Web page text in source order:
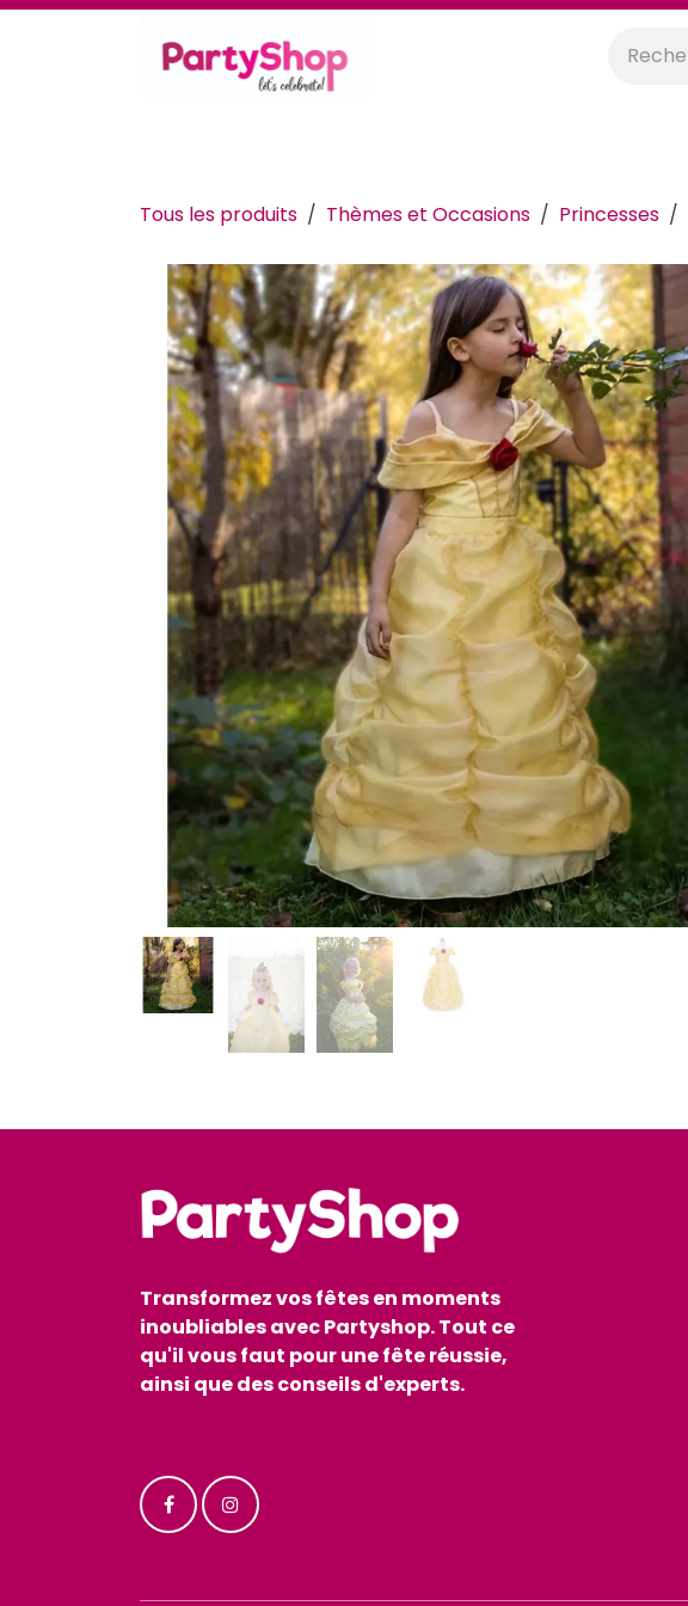
Se rendre au contenu
Tous les produits Thèmes et Occasions Princesses
Transformez vos fêtes en moments
inoubliables avec Partyshop. Tout ce
qu'il vous faut pour une fête réussie,
ainsi que des conseils d'experts.